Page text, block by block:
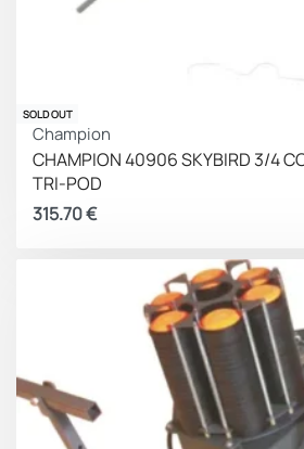
SOLD OUT
Champion
CHAMPION 40906 SKYBIRD 3/4
TRI-POD
315.70€